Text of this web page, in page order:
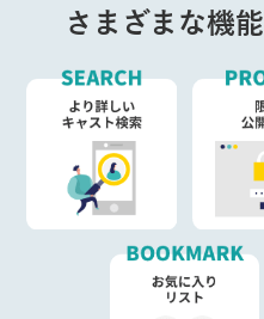
さまざまな機能